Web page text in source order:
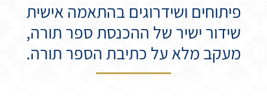
פיתוחים ושידרוגים בהתאמה אישית
שידור ישיר של ההכנסת ספר תורה,
מעקב מלא על כתיבת הספר תורה.